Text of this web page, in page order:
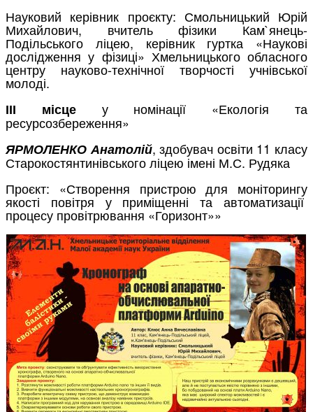
Науковий керівник проєкту: Смольницький Юрій
Михайлович, вчитель фізики Кам`янець-
Подільського ліцею, керівник гуртка «Наукові
дослідження у фізиці» Хмельницького обласного
центру науково-технічної творчості учнівської
молоді.
ІІІ місцеу номінації «Екологія та
ресурсозбереження»
ЯРМОЛЕНКО Анатолій, здобувач освіти 11 класу
Старокостянтинівського ліцею імені М.С. Рудяка
Проєкт: «Створення пристрою для моніторингу
якості повітря у приміщенні та автоматизації
процесу провітрювання «Горизонт»»